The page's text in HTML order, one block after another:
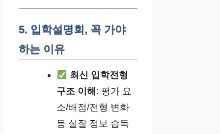
5. 입학설명회, 꼭 가야
하는 이유
최신 입학전형
구조 이해 : 평가 요
소/배점/전형 변화
등 실질 정보 습득